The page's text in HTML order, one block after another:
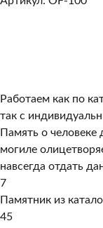
Работаем как по
так с
Память о человеке
могиле
навсегда отдать
7
Памятник из
45